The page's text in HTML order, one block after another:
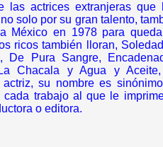
las actrices extranjeras que
solo por su gran talento,
México en 1978 para
ricos también lloran,
Pura Sangre,
Chacala y Agua y
su nombre es
trabajo al que le
o editora.